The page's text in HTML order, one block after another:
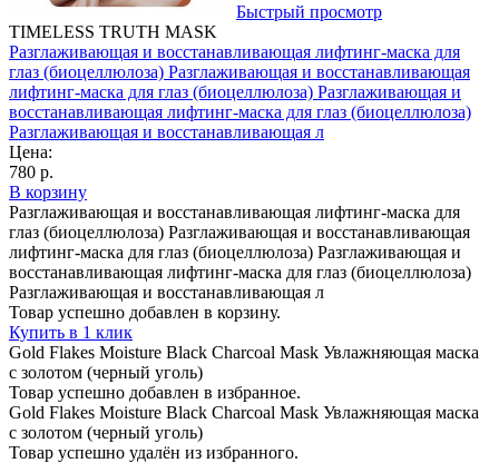
Быстрый просмотр
TIMELESS TRUTH MASK
Разглаживающая и восстанавливающая лифтинг-маска для
глаз (биоцеллюлоза) Разглаживающая и восстанавливающая
лифтинг-маска для глаз (биоцеллюлоза) Разглаживающая и
восстанавливающая лифтинг-маска для глаз (биоцеллюлоза)
Разглаживающая и восстанавливающая л
Цена:
780 р.
В корзину
Разглаживающая и восстанавливающая лифтинг-маска для
глаз (биоцеллюлоза) Разглаживающая и восстанавливающая
лифтинг-маска для глаз (биоцеллюлоза) Разглаживающая и
восстанавливающая лифтинг-маска для глаз (биоцеллюлоза)
Разглаживающая и восстанавливающая л
Товар успешно добавлен в корзину.
Купить в 1 клик
Gold Flakes Moisture Black Charcoal Mask Увлажняющая маска
с золотом (черный уголь)
Товар успешно добавлен в избранное.
Gold Flakes Moisture Black Charcoal Mask Увлажняющая маска
с золотом (черный уголь)
Товар успешно удалён из избранного.